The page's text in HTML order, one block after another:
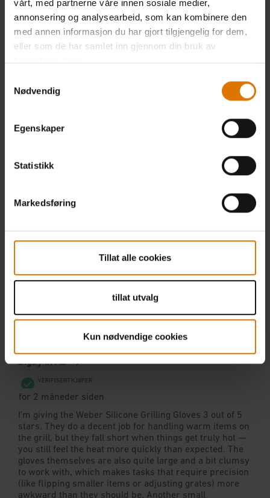
vårt, med partnerne våre innen sosiale medier,
annonsering og analysearbeid, som kan kombinere den
med annen informasjon du har gjort tilgjengelig for dem,
eller som de har samlet inn gjennom din bruk av
tjenestene deres.
Nødvendig
Egenskaper
Statistikk
Markedsføring
Tillat alle cookies
tillat utvalg
Kun nødvendige cookies